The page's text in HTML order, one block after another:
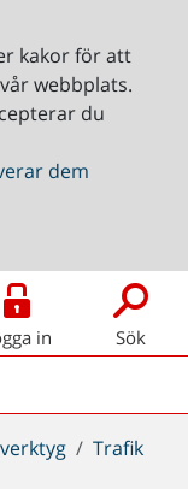
kakor för att
webbplats.
du
dem
in Sök
Trafik